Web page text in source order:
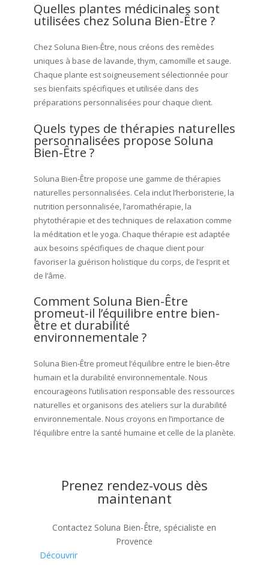
Quelles plantes médicinales sont
utilisées chez Soluna Bien-Être ?
Chez Soluna Bien-Être, nous créons des remèdes
uniques à base de lavande, thym, camomille et sauge.
Chaque plante est soigneusement sélectionnée pour
ses bienfaits spécifiques et utilisée dans des
préparations personnalisées pour chaque client.
Quels types de thérapies naturelles
personnalisées propose Soluna
Bien-Être ?
Soluna Bien-Être propose une gamme de thérapies
naturelles personnalisées. Cela inclut l’herboristerie, la
nutrition personnalisée, l’aromathérapie, la
phytothérapie et des techniques de relaxation comme
la méditation et le yoga. Chaque thérapie est adaptée
aux besoins spécifiques de chaque client pour
favoriser la guérison holistique du corps, de l’esprit et
de l’âme.
Comment Soluna Bien-Être
promeut-il l’équilibre entre bien-
être et durabilité
environnementale ?
Soluna Bien-Être promeut l’équilibre entre le bien-être
humain et la durabilité environnementale. Nous
encourageons l’utilisation responsable des ressources
naturelles et organisons des ateliers sur la durabilité
environnementale. Nous croyons en l’importance de
l’équilibre entre la santé humaine et celle de la planète.
Prenez rendez-vous dès
maintenant
Contactez Soluna Bien-Être, spécialiste en
Provence
Découvrir